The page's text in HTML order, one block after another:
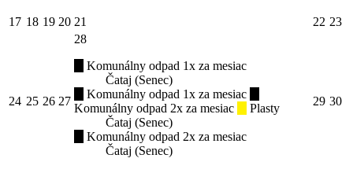
17 18 19 20 21 22 23
24 25 26 27
28
Komunálny odpad 1x za mesiac
Čataj (Senec)
Komunálny odpad 1x za mesiac
Komunálny odpad 2x za mesiac
Plasty
Čataj (Senec)
Komunálny odpad 2x za mesiac
Čataj (Senec)
29 30